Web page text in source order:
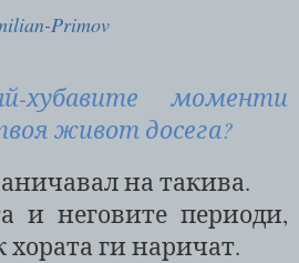
Primov
хубавите моменти
живот досега?
на такива.
и неговите периоди,
ги наричат.